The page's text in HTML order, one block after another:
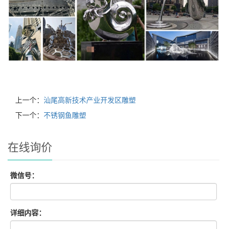
上一个： 汕尾高新技术产业开发区雕塑
下一个： 不锈钢鱼雕塑
在线询价
微信号：
详细内容：